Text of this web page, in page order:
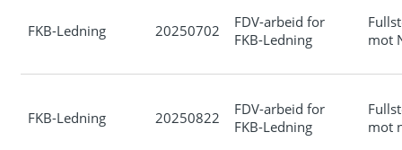
FKB-Ledning 20250702
FDV-arbeid for
FKB-Ledning
mot
FKB-Ledning 20250822
FDV-arbeid for
FKB-Ledning
mot